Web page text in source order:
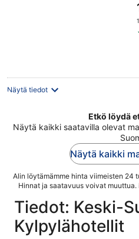
Näytä tiedot
Etkö löydä
Näytä kaikki saatavilla olevat
Näytä kaikki
Alin löytämämme hinta viimeisten 24
Hinnat ja saatavuus voivat
Tiedot: Keski-
Kylpylähotellit